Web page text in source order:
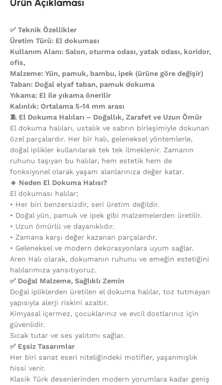
Ürün Açıklaması
✅ Teknik Özellikler
Üretim Türü: El dokuması
Kullanım Alanı: Salon, oturma odası, yatak odası, koridor,
ofis,
Malzeme: Yün, pamuk, bambu, ipek (ürüne göre değişir)
Taban: Doğal elyaf taban, pamuk dokuma
Yıkama: El ile yıkama önerilir
Kalınlık: Ortalama 5-14 mm arası
🧵 El Dokuma Halıları – Doğallık, Zarafet ve Uzun Ömür
El dokuma halıları, ustalık ve sabrın birleşimiyle dokunan
özel parçalardır. Her bir halı, geleneksel yöntemlerle,
doğal iplikler kullanılarak tek tek ilmeklenir. Zamanın
ruhunu taşıyan bu halılar, hem estetik hem de
fonksiyonel olarak yaşam alanlarınıza değer katar.
🔹 Neden El Dokuma Halısı?
El dokuması halılar;
•⁠ ⁠Her biri benzersizdir, seri üretim değildir.
•⁠ ⁠Doğal yün, pamuk ve ipek gibi malzemelerden üretilir.
•⁠ ⁠Uzun ömürlü ve dayanıklıdır.
•⁠ ⁠Zamana karşı değer kazanan parçalardır.
•⁠ ⁠Geleneksel ve modern dekorasyonlara uyum sağlar.
Aren Halı olarak, dokumanın ruhunu ve emeğin estetiğini
halılarımıza yansıtıyoruz.
✅ Doğal Malzeme, Sağlıklı Zemin
Doğal ipliklerden üretilen el dokuma halılar, toz tutmayan
yapısıyla alerji riskini azaltır.
Kimyasal içermez, çocuklarınız ve evcil dostlarınız için
güvenlidir.
Sıcak tutar ve ses yalıtımı sağlar.
✅ Eşsiz Tasarımlar
Her biri sanat eseri niteliğindeki motifler, yaşanmışlık
hissi verir.
Klasik Türk desenlerinden modern yorumlara kadar geniş